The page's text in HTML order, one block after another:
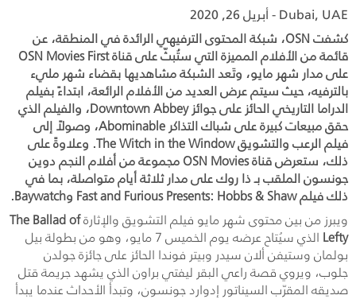
Dubai, UAE - أبريل 26, 2020
كشفت OSN، شبكة المحتوى الترفيهي الرائدة في المنطقة، عن
قائمة من الأفلام المميزة التي ستُبثّ على قناة OSN Movies First
على مدار شهر مايو، وتَعد الشبكة مشاهديها بقضاء شهر مليء
بالترفيه، حيث سيتم عرض العديد من الأفلام الرائعة، ابتداءً بفيلم
الدراما التاريخي الحائز على جوائز Downtown Abbey، والفيلم الذي
حقق مبيعات كبيرة على شباك التذاكر Abominable، وصولاً إلى
فيلم الرعب والتشويق The Witch in the Window. وعلاوةً على
ذلك، ستعرض قناة OSN Movies مجموعة من أفلام النجم دوين
جونسون الملقب بـ ذا روك على مدار ثلاثة أيام متواصلة، بما في
ذلك فيلم Fast and Furious Presents: Hobbs & Shaw وBaywatch.
ويبرز من بين محتوى شهر مايو فيلم التشويق والإثارةThe Ballad of
Lefty الذي سيُتاح عرضه يوم الخميس 7 مايو، وهو من بطولة بيل
بولمان وستيفن ألان سيدر وبيتر فوندا الحائز على جائزة جولدن
جلوب، ويروي قصة راعي البقر ليفتي براون الذي يشهد جريمة قتل
صديقه المقرّب السيناتور إدوارد جونسون، وتبدأ الأحداث عندما يبدأ